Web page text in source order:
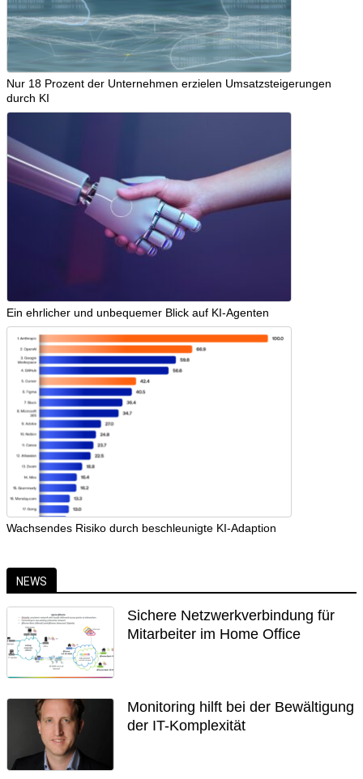
Nur 18 Prozent der Unternehmen erzielen Umsatzsteigerungen
durch KI
Ein ehrlicher und unbequemer Blick auf KI-Agenten
Wachsendes Risiko durch beschleunigte KI-Adaption
NEWS
Sichere Netzwerkverbindung für
Mitarbeiter im Home Office
Monitoring hilft bei der Bewältigung
der IT-Komplexität